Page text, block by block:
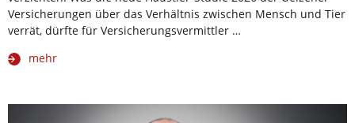
Versicherungen über das Verhältnis zwischen Mensch und Tier
verrät, dürfte für Versicherungsvermittler …
mehr